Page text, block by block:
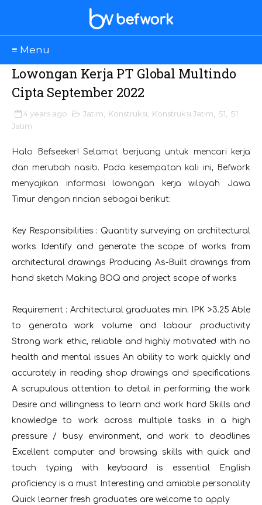
≡ Menu
Lowongan Kerja PT Global Multindo
Cipta September 2022
4 years ago Jatim Konstruksi Konstruksi Jatim S1
S1
Jatim
Halo Befseeker! Selamat berjuang untuk mencari kerja
dan merubah nasib. Pada kesempatan kali ini, Befwork
menyajikan informasi lowongan kerja wilayah Jawa
Timur dengan rincian sebagai berikut:
Key Responsibilities : Quantity surveying on architectural
works Identify and generate the scope of works from
architectural drawings Producing As-Built drawings from
hand sketch Making BOQ and project scope of works
Requirement : Architectural graduates min. IPK >3.25 Able
to generata work volume and labour productivity
Strong work ethic, reliable and highly motivated with no
health and mental issues An ability to work quickly and
accurately in reading shop drawings and specifications
A scrupulous attention to detail in performing the work
Desire and willingness to learn and work hard Skills and
knowledge to work across multiple tasks in a high
pressure / busy environment, and work to deadlines
Excellent computer and browsing skills with quick and
touch typing with keyboard is essential English
proficiency is a must Interesting and amiable personality
Quick learner fresh graduates are welcome to apply